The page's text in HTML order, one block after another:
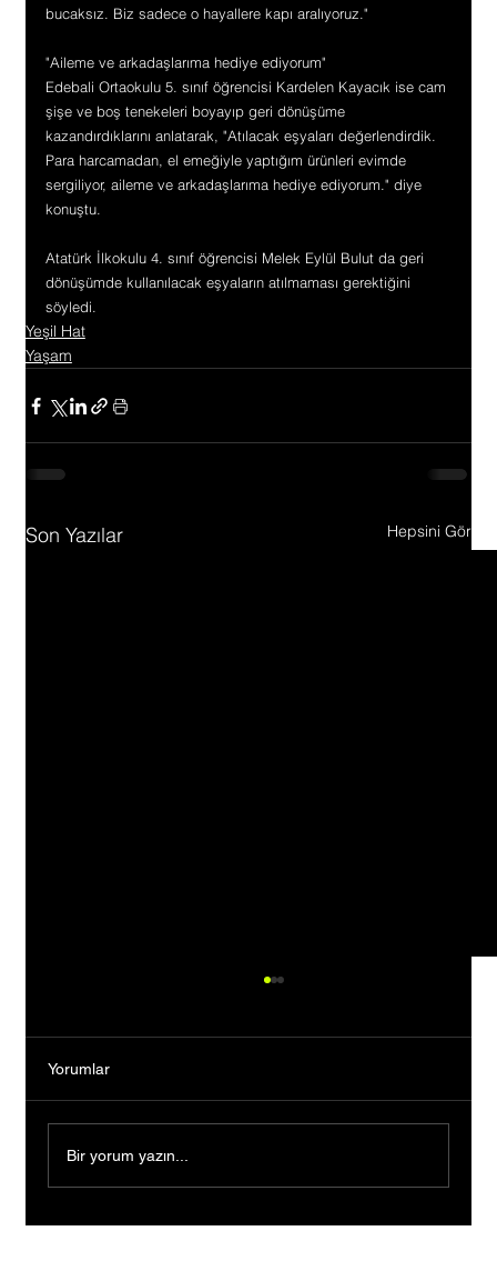
bucaksız. Biz sadece o hayallere kapı aralıyoruz."
"Aileme ve arkadaşlarıma hediye ediyorum"
Edebali Ortaokulu 5. sınıf öğrencisi Kardelen Kayacık ise cam
şişe ve boş tenekeleri boyayıp geri dönüşüme
kazandırdıklarını anlatarak, "Atılacak eşyaları değerlendirdik.
Para harcamadan, el emeğiyle yaptığım ürünleri evimde
sergiliyor, aileme ve arkadaşlarıma hediye ediyorum." diye
konuştu.
Atatürk İlkokulu 4. sınıf öğrencisi Melek Eylül Bulut da geri
dönüşümde kullanılacak eşyaların atılmaması gerektiğini
söyledi.
Yeşil Hat
Yaşam
Son Yazılar Hepsini Gör
Yorumlar
Bir yorum yazın...